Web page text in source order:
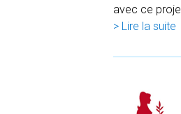
avec ce
> Lire la suite